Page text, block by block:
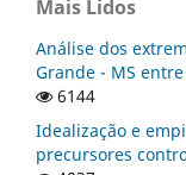
Mais Lidos
Análise dos
Grande - MS
6144
Idealização e
precursores